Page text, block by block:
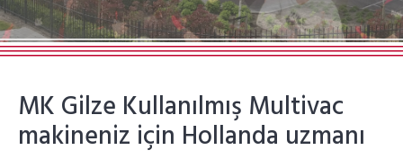
MK Gilze Kullanılmış Multivac
makineniz için Hollanda uzmanı